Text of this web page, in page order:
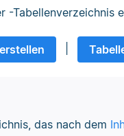
-Tabellenverzeichnis
das nach dem